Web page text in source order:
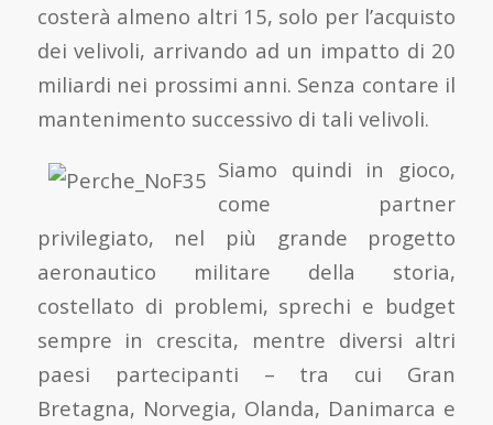
costerà almeno altri 15, solo per l’acquisto
dei velivoli, arrivando ad un impatto di 20
miliardi nei prossimi anni. Senza contare il
mantenimento successivo di tali velivoli.
Siamo quindi in gioco,
come partner
privilegiato, nel più grande progetto
aeronautico militare della storia,
costellato di problemi, sprechi e budget
sempre in crescita, mentre diversi altri
paesi partecipanti – tra cui Gran
Bretagna, Norvegia, Olanda, Danimarca e